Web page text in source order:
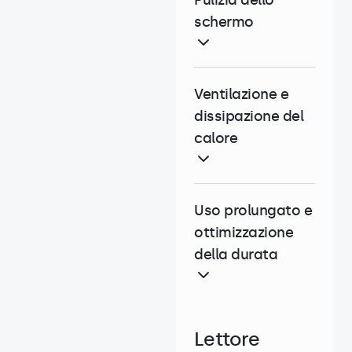
schermo
Ventilazione e
dissipazione del
calore
Uso prolungato e
ottimizzazione
della durata
Lettore